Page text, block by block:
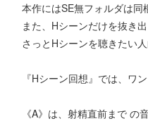
本作にはSE無フォルダは同
また、Hシーンだけを抜き
さっとHシーンを聴きたい人
『Hシーン回想』では、ワ
《A》は、射精直前まで の